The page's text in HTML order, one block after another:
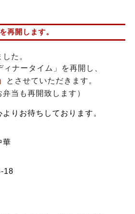
再開します。
た。
ナータイム」を再開し、
とさせていただきます。
当も再開致します）
りお待ちしております。
華
18